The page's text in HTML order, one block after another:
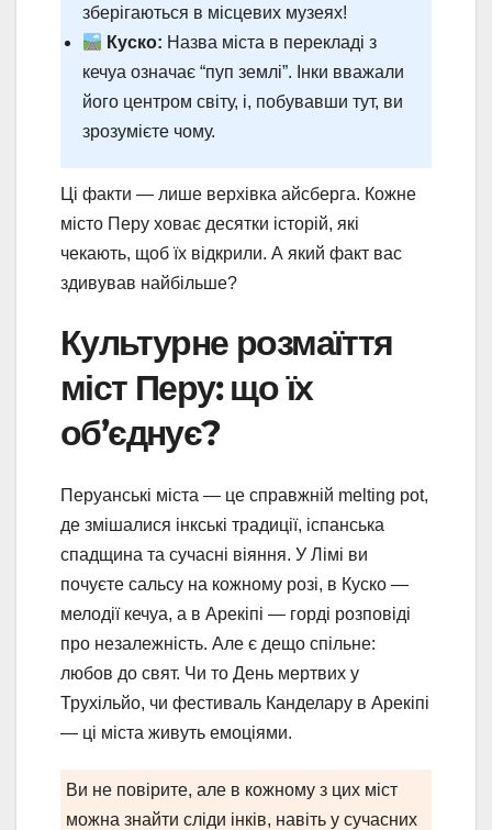
зберігаються в місцевих музеях!
Куско: Назва міста в перекладі з
кечуа означає “пуп землі”. Інки вважали
його центром світу, і, побувавши тут, ви
зрозумієте чому.
Ці факти — лише верхівка айсберга. Кожне
місто Перу ховає десятки історій, які
чекають, щоб їх відкрили. А який факт вас
здивував найбільше?
Культурне розмаїття
міст Перу: що їх
об’єднує?
Перуанські міста — це справжній melting pot,
де змішалися інкські традиції, іспанська
спадщина та сучасні віяння. У Лімі ви
почуєте сальсу на кожному розі, в Куско —
мелодії кечуа, а в Арекіпі — горді розповіді
про незалежність. Але є дещо спільне:
любов до свят. Чи то День мертвих у
Трухільйо, чи фестиваль Канделару в Арекіпі
— ці міста живуть емоціями.
Ви не повірите, але в кожному з цих міст
можна знайти сліди інків, навіть у сучасних